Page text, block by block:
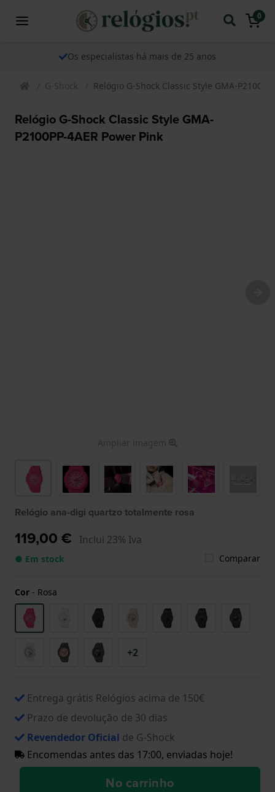
0
Os especialistas há mais de 25 anos
G-Shock Relógio G-Shock Classic Style GMA-
Relógio G-Shock Classic Style GMA-
P2100PP-4AER Power Pink
Ampliar imagem
Relógio ana-digi quartzo totalmente rosa
119,00 € Inclui 23% Iva
● Em stock Comparar
Cor - Rosa
+2
Entrega grátis Relógios acima de 150€
Prazo de devolução de 30 dias
Revendedor Oficial de G-Shock
Encomendas antes das 17:00, enviadas hoje!
No carrinho